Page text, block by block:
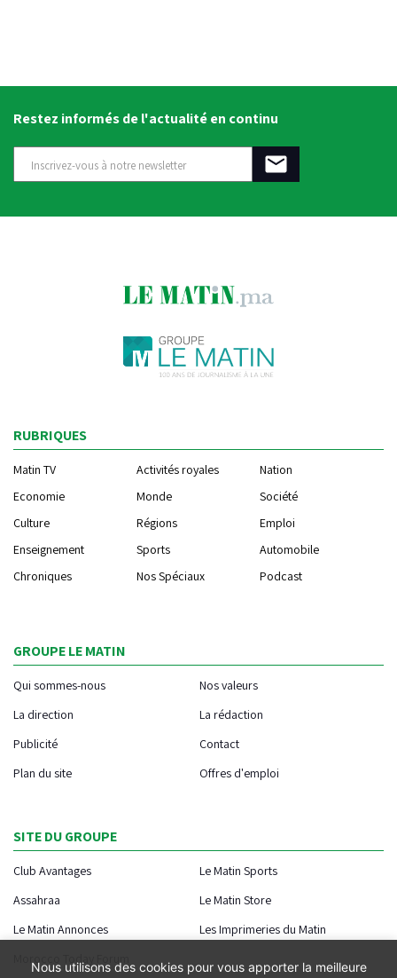
Restez informés de l'actualité en continu
RUBRIQUES
Matin TV Activités royales
Nation
Economie
Monde
Société
Culture
Régions
Emploi
Enseignement
Sports
Automobile
Chroniques
Nos Spéciaux Podcast
GROUPE LE MATIN
Qui sommes-nous
Nos valeurs
La direction
La rédaction
Publicité
Contact
Plan du site
Offres d'emploi
SITE DU GROUPE
Club Avantages
Le Matin Sports
Assahraa
Le Matin Store
Le Matin Annonces
Les Imprimeries du Matin
Morocco Today Forum
Nous utilisons des cookies pour vous apporter la meilleure